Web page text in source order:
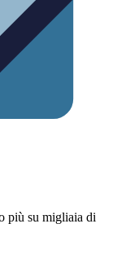
più su migliaia di